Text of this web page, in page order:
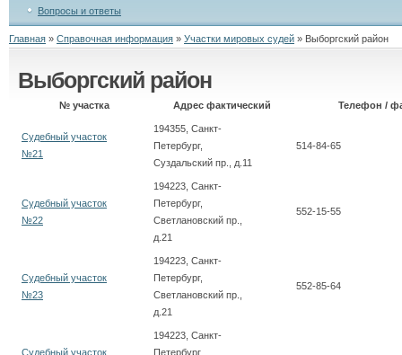
Вопросы и ответы
Главная » Справочная информация » Участки мировых судей » Выборгский район
Выборгский район
№ участка Адрес фактический Телефон /
Судебный участок
№21
194355, Санкт-
Петербург,
Суздальский пр., д.11
514-84-65
Судебный участок
№22
194223, Санкт-
Петербург,
Светлановский пр.,
д.21
552-15-55
Судебный участок
№23
194223, Санкт-
Петербург,
Светлановский пр.,
д.21
552-85-64
Судебный участок
194223, Санкт-
Петербург,